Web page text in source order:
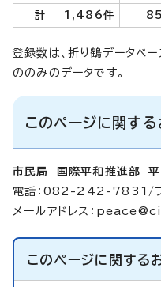
計 1,486件
登録数は、折り鶴データベ
ののみのデータです。
このページに関す
市民局 国際平和推進部
電話：082-242-7831/
メールアドレス：
このページに関する